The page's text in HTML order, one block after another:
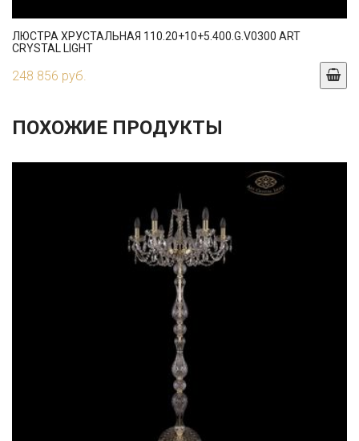
ЛЮСТРА ХРУСТАЛЬНАЯ 110.20+10+5.400.G.V0300 ART
CRYSTAL LIGHT
248 856 руб.
ПОХОЖИЕ ПРОДУКТЫ